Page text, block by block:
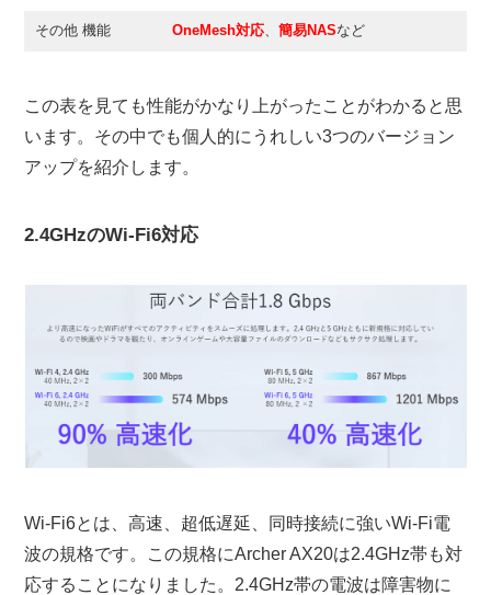
その他 機能 OneMesh対応 、簡易NASなど
この表を見ても性能がかなり上がったことがわかると思
います。その中でも個人的にうれしい3つのバージョン
アップを紹介します。
2.4GHzのWi-Fi6対応
Wi-Fi6とは、高速、超低遅延、同時接続に強いWi-Fi電
波の規格です。この規格にArcher AX20は2.4GHz帯も対
応することになりました。2.4GHz帯の電波は障害物に